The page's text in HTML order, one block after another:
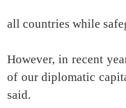
all countries while
However, in recent
of our diplomatic
said.